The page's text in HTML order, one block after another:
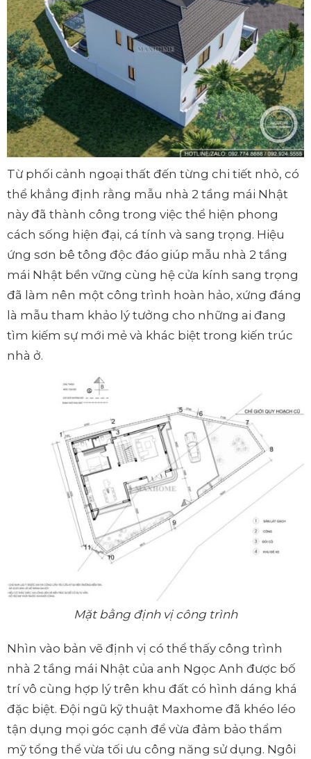
Từ phối cảnh ngoại thất đến từng chi tiết nhỏ, có
thể khẳng định rằng mẫu nhà 2 tầng mái Nhật
này đã thành công trong việc thể hiện phong
cách sống hiện đại, cá tính và sang trọng. Hiệu
ứng sơn bê tông độc đáo giúp mẫu nhà 2 tầng
mái Nhật bền vững cùng hệ cửa kính sang trọng
đã làm nên một công trình hoàn hảo, xứng đáng
là mẫu tham khảo lý tưởng cho những ai đang
tìm kiếm sự mới mẻ và khác biệt trong kiến trúc
nhà ở.
Mặt bằng định vị công trình
Nhìn vào bản vẽ định vị có thể thấy công trình
nhà 2 tầng mái Nhật của anh Ngọc Anh được bố
trí vô cùng hợp lý trên khu đất có hình dáng khá
đặc biệt. Đội ngũ kỹ thuật Maxhome đã khéo léo
tận dụng mọi góc cạnh để vừa đảm bảo thẩm
mỹ tổng thể vừa tối ưu công năng sử dụng. Ngôi